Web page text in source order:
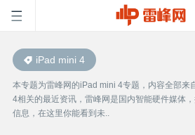
首
页
iPad mini 4
本专题为雷峰网的iPad mini 4专题，内容全部来
4相关的最近资讯，雷峰网是国内智能硬件媒体
信息，在这里你能看到未..